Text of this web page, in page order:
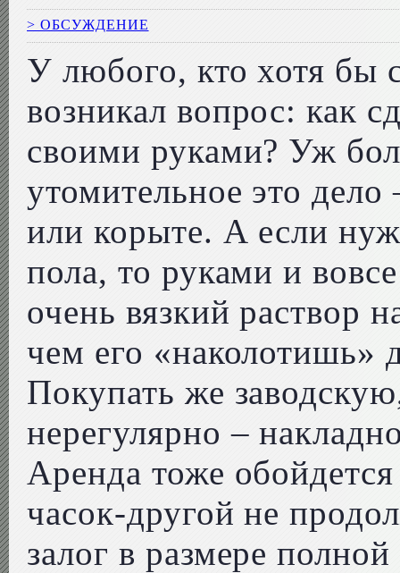
> ОБСУЖДЕНИЕ
У любого, кто хотя бы
возникал вопрос: как
своими руками? Уж
утомительное это дело
или корыте. А если
пола, то руками и
очень вязкий раствор
чем его «наколотишь»
Покупать же
нерегулярно –
Аренда тоже
часок-другой не
залог в размере